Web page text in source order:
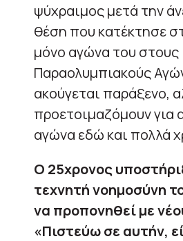
ψύχραιμος μετά την
θέση που κατέκτησε
μόνο αγώνα του στους
Παραολυμπιακούς
ακούγεται παράξενο,
προετοιμαζόμουν για
αγώνα εδώ και πολλά
Ο 25χρονος
τεχνητή νοημοσύνη
να προπονηθεί με
«Πιστεύω σε αυτήν,